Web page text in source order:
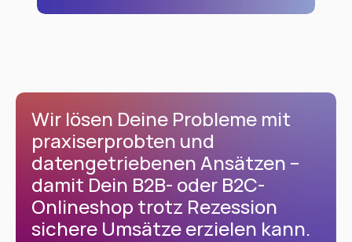
Wir lösen Deine Probleme mit
praxiserprobten und
datengetriebenen Ansätzen –
damit Dein B2B- oder B2C-
Onlineshop trotz Rezession
sichere Umsätze erzielen kann.